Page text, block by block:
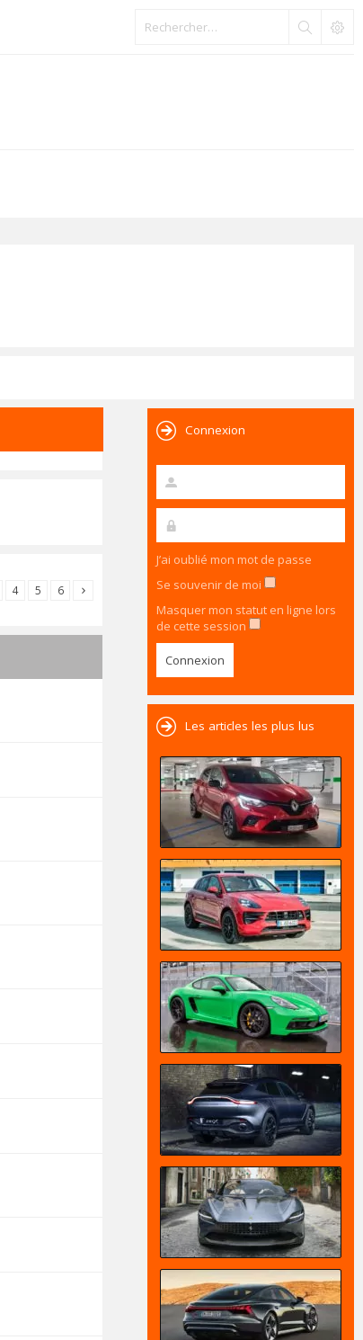
4 5 6
Connexion
J’ai oublié mon mot de passe
Se souvenir de moi
Masquer mon statut en ligne lors
de cette session
Les articles les plus lus